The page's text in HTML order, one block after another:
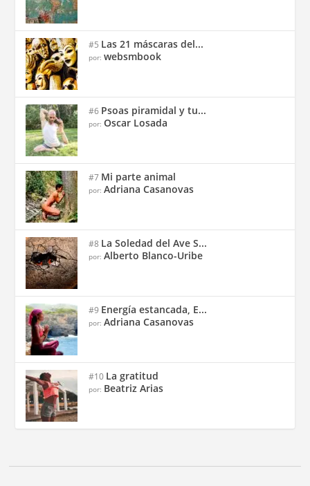
#5 Las 21 máscaras del...
por:websmbook
#6 Psoas piramidal y tu...
por:Oscar Losada
#7 Mi parte animal
por:Adriana Casanovas
#8 La Soledad del Ave S...
por:Alberto Blanco-Uribe
#9 Energía estancada, E...
por:Adriana Casanovas
#10 La gratitud
por: Beatriz Arias